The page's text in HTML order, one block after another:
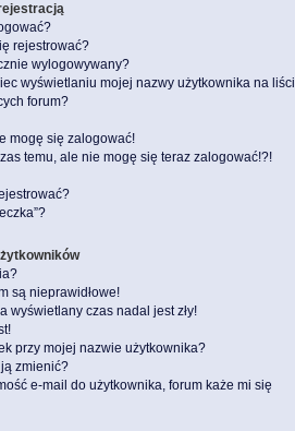
rejestrować?
wylogowywany?
wyświetlaniu mojej nazwy użytkownika na
forum?
mogę się zalogować!
temu, ale nie mogę się teraz zalogować!?!
są nieprawidłowe!
wyświetlany czas nadal jest zły!
przy mojej nazwie użytkownika?
zmienić?
e-mail do użytkownika, forum każe mi się